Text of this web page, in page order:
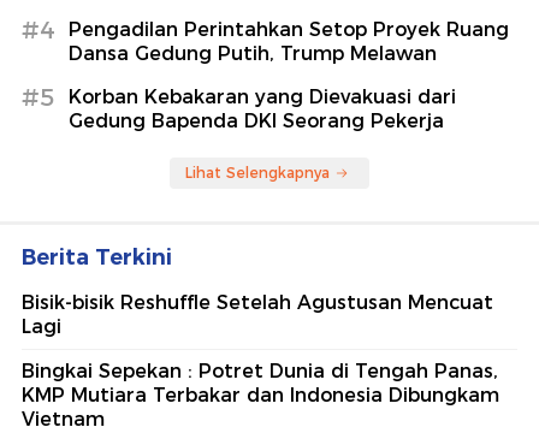
#4
Pengadilan Perintahkan Setop Proyek Ruang
Dansa Gedung Putih, Trump Melawan
#5
Korban Kebakaran yang Dievakuasi dari
Gedung Bapenda DKI Seorang Pekerja
Lihat Selengkapnya
Berita Terkini
Bisik-bisik Reshuffle Setelah Agustusan Mencuat
Lagi
Bingkai Sepekan : Potret Dunia di Tengah Panas,
KMP Mutiara Terbakar dan Indonesia Dibungkam
Vietnam